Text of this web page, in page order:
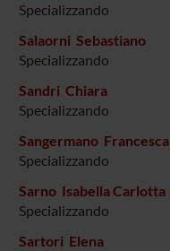
Specializzando
Salaorni Sebastiano
Specializzando
Sandri Chiara
Specializzando
Sangermano Francesca
Specializzando
Sarno Isabella Carlotta
Specializzando
Sartori Elena